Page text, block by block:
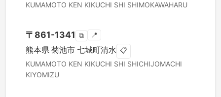
KUMAMOTO KEN KIKUCHI SHI SHIMOKAWAHARU
〒 861-1341 ⧉ 📍
熊本県 菊池市 七城町清水 📋
KUMAMOTO KEN KIKUCHI SHI SHICHIJOMACHI
KIYOMIZU